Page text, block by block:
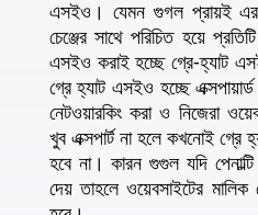
এসইও। যেমন গুগল প্রায়ই এর
চেঞ্জের সাথে পরিচিত হয়ে
এসইও করাই হচ্ছে গ্রে-হ্যাট
গ্রে হ্যাট এসইও হচ্ছে
নেটওয়ারকিং করা ও নিজেরা
খুব এক্সপার্ট না হলে কখনোই
হবে না। কারন গুগুল যদি
দেয় তাহলে ওয়েবসাইটের মালিক